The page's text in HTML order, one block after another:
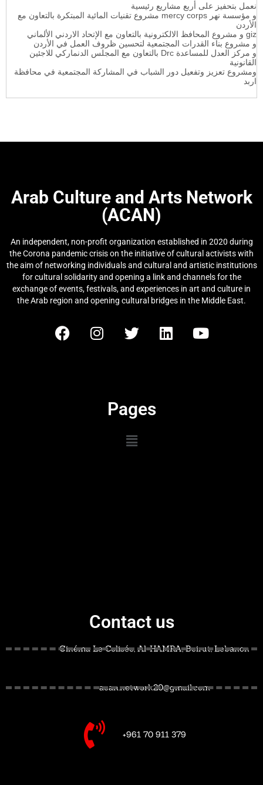
نعمل بتحفيز على أربع مشاريع رئيسية
مشروع تقنيات المائية المبتكرة بالتعاون مع mercy corps و مؤسسة نهر
الأردن
و مشروع المحافظ الالكترونية بالتعاون مع الإتحاد الاردني الألماني giz
و مشروع بناء القدرات المجتمعية لتحسين ظروف العمل في الأردن
بالتعاون مع المجلس الدنماركي للاجئين Drc و مركز العدل للمساعدة
القانونية
ومشروع تعزيز وتفعيل دور الشباب في المشاركة المجتمعية في محافظة
اربد
Arab Culture and Arts Network
(ACAN)
An independent, non-profit organization established in 2020 during
the Corona pandemic crisis on the initiative of cultural activists with
the aim of networking individuals and cultural and artistic institutions
for cultural solidarity and opening a link and channels for the
exchange of events, festivals, and experiences in art and culture in
the Arab region and opening cultural bridges in the Middle East.
Pages
Contact us
Cinéma Le Colisée, Al-HAMRA, Beirut, Lebanon
acan.network20@gmail.com
+961 70 911 379